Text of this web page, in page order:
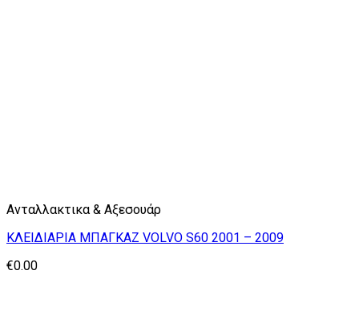
Ανταλλακτικα & Αξεσουάρ
ΚΛΕΙΔΙΑΡΙΑ ΜΠΑΓΚΑΖ VOLVO S60 2001 – 2009
€0.00